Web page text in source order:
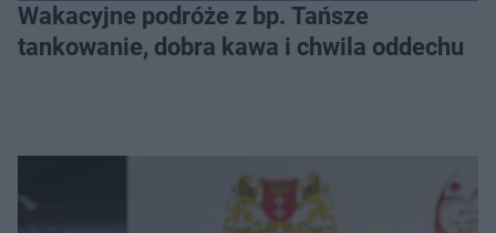
Wakacyjne podróże z bp. Tańsze
tankowanie, dobra kawa i chwila oddechu